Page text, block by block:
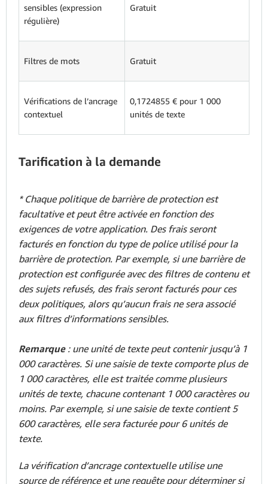
sensibles (expression
régulière)
Gratuit
Filtres de mots Gratuit
Vérifications de l’ancrage
contextuel
0,1724855 € pour 1 000
unités de texte
Tarification à la demande
* Chaque politique de barrière de protection est
facultative et peut être activée en fonction des
exigences de votre application. Des frais seront
facturés en fonction du type de police utilisé pour la
barrière de protection. Par exemple, si une barrière de
protection est configurée avec des filtres de contenu et
des sujets refusés, des frais seront facturés pour ces
deux politiques, alors qu’aucun frais ne sera associé
aux filtres d’informations sensibles.
Remarque: une unité de texte peut contenir jusqu’à 1
000 caractères. Si une saisie de texte comporte plus de
1 000 caractères, elle est traitée comme plusieurs
unités de texte, chacune contenant 1 000 caractères ou
moins. Par exemple, si une saisie de texte contient 5
600 caractères, elle sera facturée pour 6 unités de
texte.
La vérification d’ancrage contextuelle utilise une
source de référence et une requête pour déterminer si